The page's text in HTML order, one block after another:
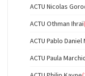
ACTU Nicolas
ACTU Othman Ihraï
ACTU Pablo Daniel
ACTU Paula